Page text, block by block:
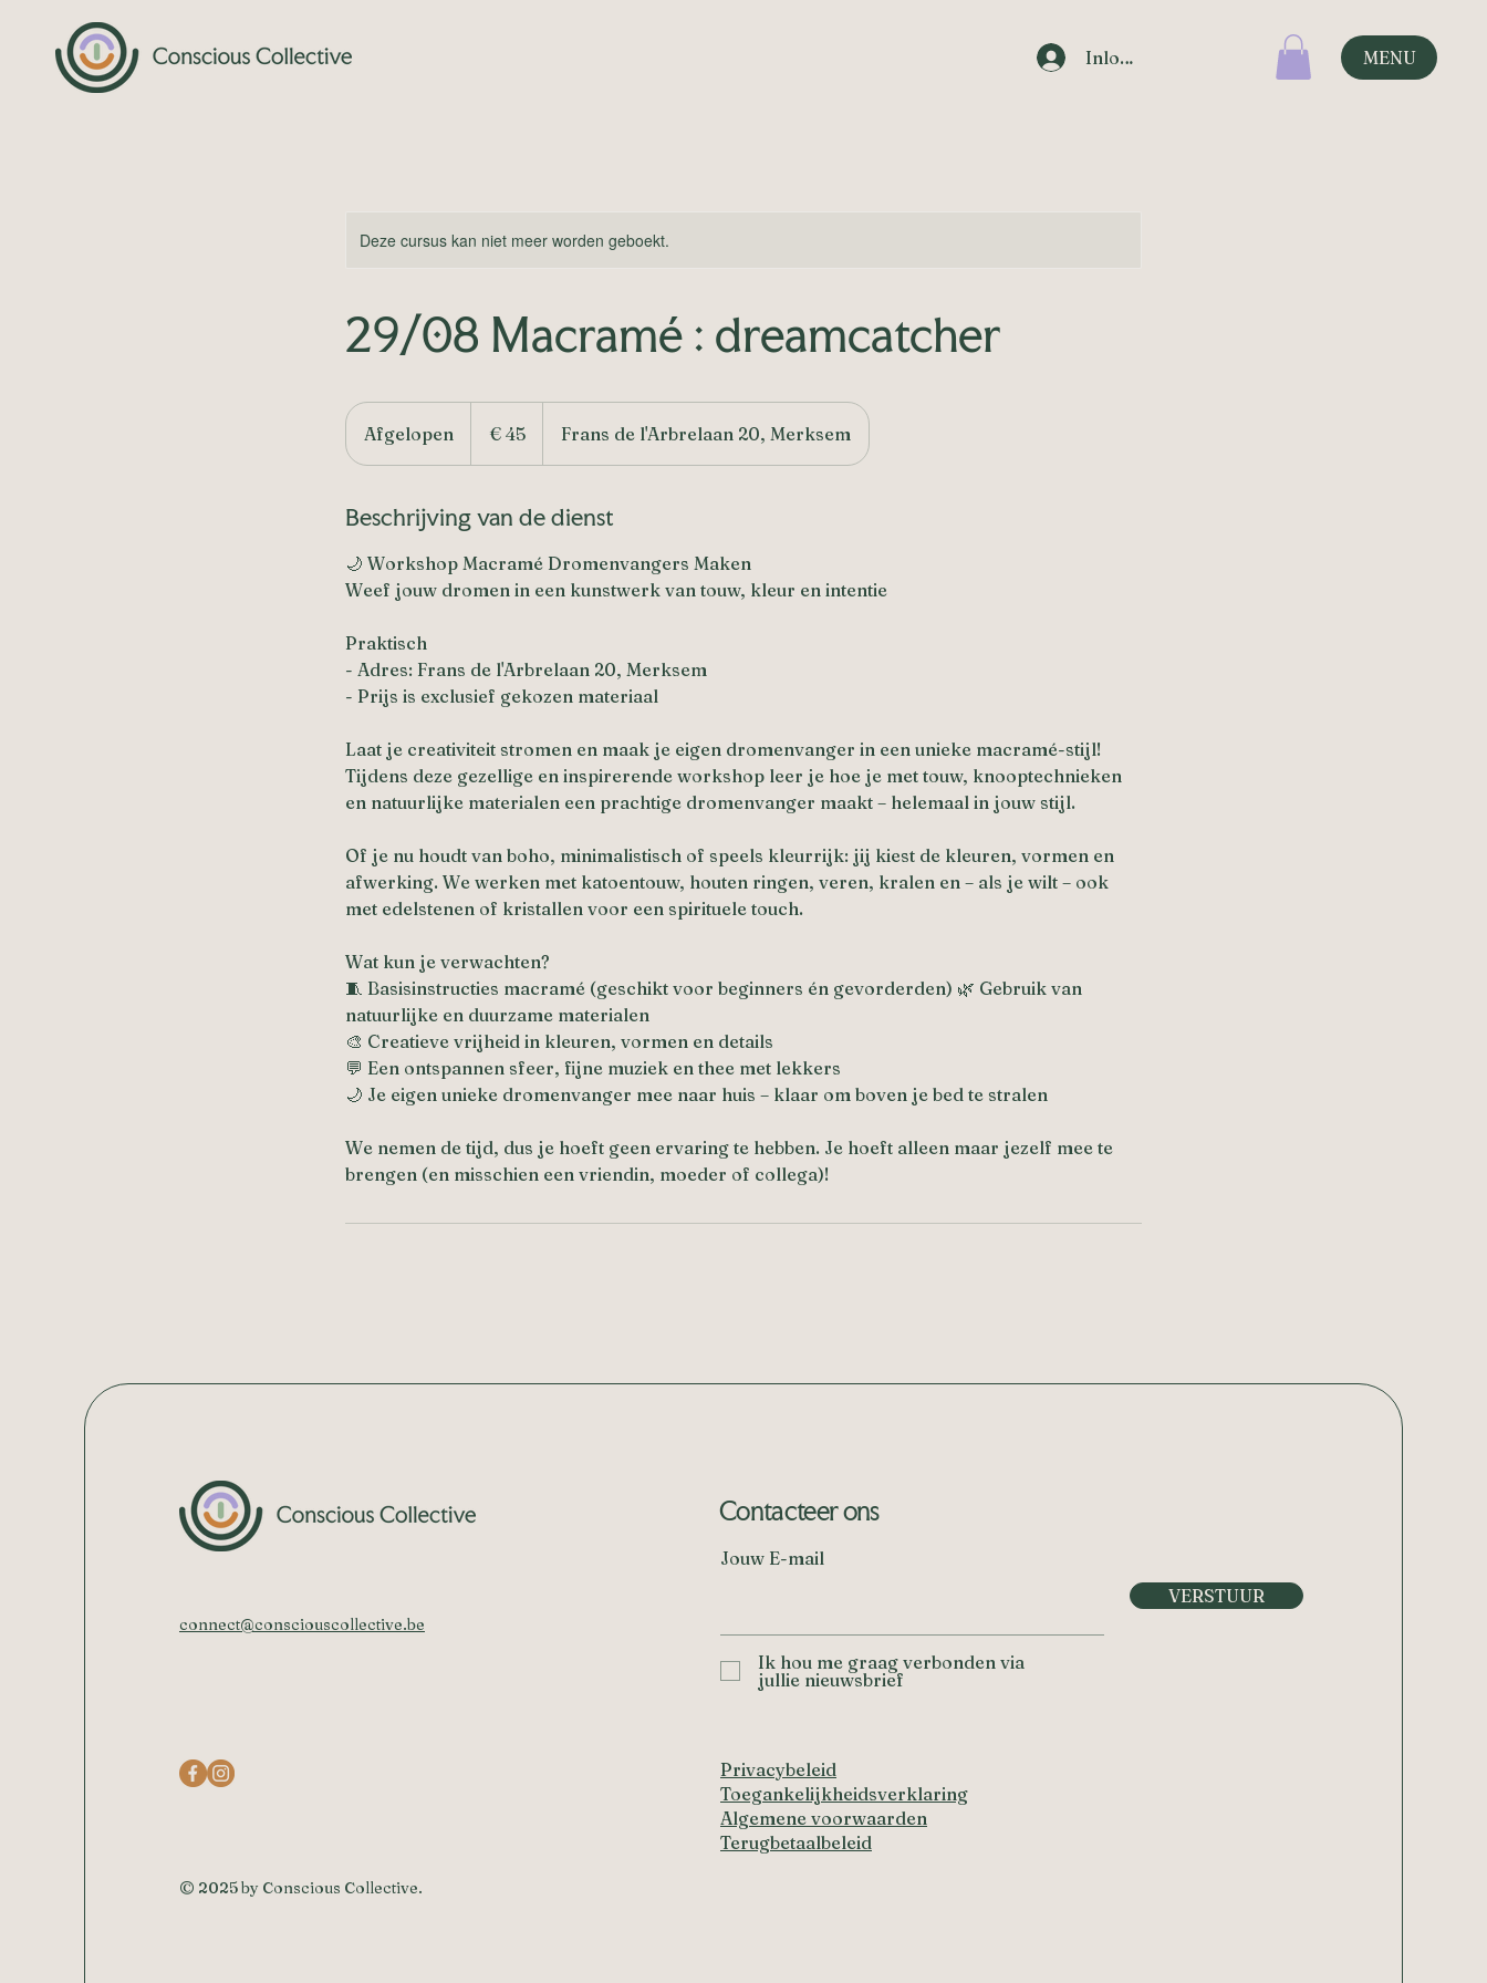
Inloggen MENU
Deze cursus kan niet meer worden geboekt.
29/08 Macramé : dreamcatcher
Afgelopen
f
e
o
p
€ 45 Frans de l'Arbrelaan 20, Merksem
Beschrijving van de dienst
🌙 Workshop Macramé Dromenvangers Maken
Weef jouw dromen in een kunstwerk van touw, kleur en intentie
Praktisch
- Adres: Frans de l'Arbrelaan 20, Merksem
- Prijs is exclusief gekozen materiaal
Laat je creativiteit stromen en maak je eigen dromenvanger in een unieke macramé-stijl!
Tijdens deze gezellige en inspirerende workshop leer je hoe je met touw, knooptechnieken
en natuurlijke materialen een prachtige dromenvanger maakt – helemaal in jouw stijl.
Of je nu houdt van boho, minimalistisch of speels kleurrijk: jij kiest de kleuren, vormen en
afwerking. We werken met katoentouw, houten ringen, veren, kralen en – als je wilt – ook
met edelstenen of kristallen voor een spirituele touch.
Wat kun je verwachten?
🧵 Basisinstructies macramé (geschikt voor beginners én gevorderden) 🌿 Gebruik van
natuurlijke en duurzame materialen
🎨 Creatieve vrijheid in kleuren, vormen en details
💬 Een ontspannen sfeer, fijne muziek en thee met lekkers
🌙 Je eigen unieke dromenvanger mee naar huis – klaar om boven je bed te stralen
We nemen de tijd, dus je hoeft geen ervaring te hebben. Je hoeft alleen maar jezelf mee te
brengen (en misschien een vriendin, moeder of collega)!
connect@consciouscollective.be
© 2025 by Conscious Collective.
Contacteer ons
Jouw E-mail
Ik hou me graag verbonden via
jullie nieuwsbrief
VERSTUUR
Privacybeleid
Toegankelijkheidsverklaring
Algemene voorwaarden
Terugbetaalbeleid